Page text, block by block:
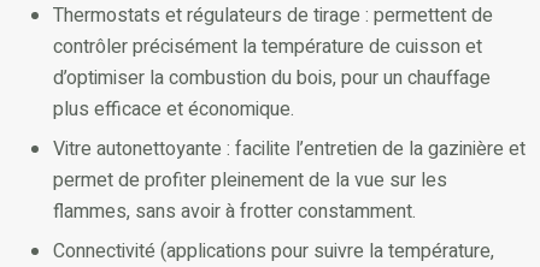
Thermostats et régulateurs de tirage : permettent de
contrôler précisément la température de cuisson et
d’optimiser la combustion du bois, pour un chauffage
plus efficace et économique.
Vitre autonettoyante : facilite l’entretien de la gazinière et
permet de profiter pleinement de la vue sur les
flammes, sans avoir à frotter constamment.
Connectivité (applications pour suivre la température,